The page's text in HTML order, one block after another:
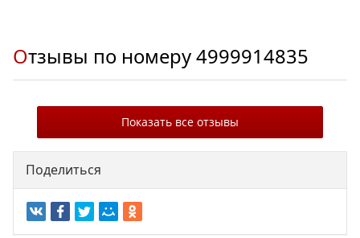
Отзывы по номеру4999914835
Показать все отзывы
Поделиться